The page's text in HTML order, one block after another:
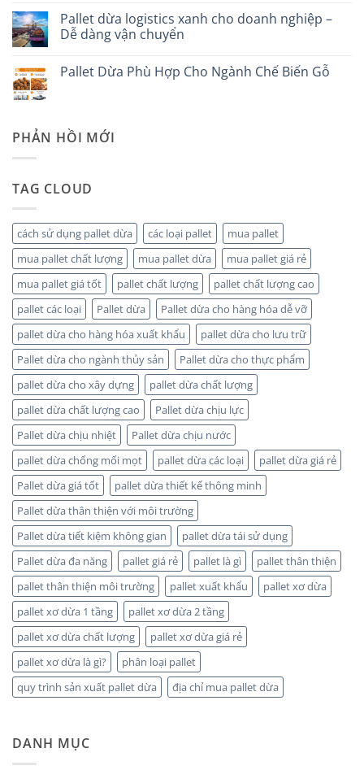
pallet
gỗ
hay
–
Xu
hướng
xanh
bình
luận
ở
–
tùy
chỉnh
Pallet dừa logistics xanh cho doanh nghiệp –
Dễ dàng vận chuyển
bình
xanh
cho
Dễ
chuyển
Pallet Dừa Phù Hợp Cho Ngành Chế Biến Gỗ
ở
Pallet
Cho
Ngành
Gỗ
PHẢN HỒI MỚI
TAG CLOUD
cách sử dụng pallet dừa các loại pallet
mua pallet
mua pallet chất lượng
mua pallet dừa
mua pallet giá rẻ
mua pallet giá tốt
pallet chất lượng
pallet chất lượng cao
pallet các loại
Pallet dừa
Pallet dừa cho hàng hóa dễ vỡ
pallet dừa cho hàng hóa xuất khẩu
pallet dừa cho lưu trữ
Pallet dừa cho ngành thủy sản
Pallet dừa cho thực phẩm
pallet dừa cho xây dựng
pallet dừa chất lượng
pallet dừa chất lượng cao
Pallet dừa chịu lực
Pallet dừa chịu nhiệt
Pallet dừa chịu nước
pallet dừa chống mối mọt
pallet dừa các loại
pallet dừa giá rẻ
Pallet dừa giá tốt
pallet dừa thiết kế thông minh
Pallet dừa thân thiện với môi trường
Pallet dừa tiết kiệm không gian
pallet dừa tái sử dụng
Pallet dừa đa năng
pallet giá rẻ pallet là gì
pallet thân thiện
pallet thân thiện môi trường
pallet xuất khẩu
pallet xơ dừa
pallet xơ dừa 1 tầng
pallet xơ dừa 2 tầng
pallet xơ dừa chất lượng
pallet xơ dừa giá rẻ
pallet xơ dừa là gì?
phân loại pallet
quy trình sản xuất pallet dừa
địa chỉ mua pallet dừa
DANH MỤC